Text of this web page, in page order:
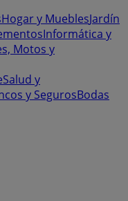
Hogar y MueblesJardín
Informática y
Motos y
Salud y
y SegurosBodas